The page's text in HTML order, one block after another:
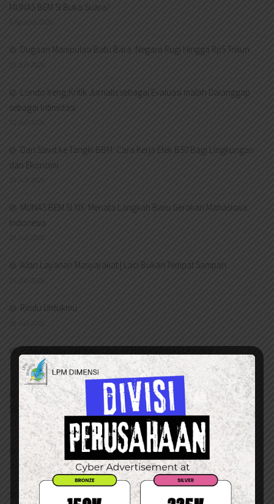
MUNAS BEM SI Buka Suara?
3 Agustus 2026
Dugaan Manipulasi Batu Bara: Negara Rugi Hingga Rp5 Triliun
31 Juli 2026
Londo Ireng,Kritik Jurnalis sebagai Evaluasi malah Daianggap
sebagai Intimidasi.
31 Juli 2026
Dari Sawit ke Tangki BBM: Cara Kerja Efek B50 Bagi Lingkungan
dan Ekonomi
29 Juli 2026
MUNAS BEM SI XIX: Menata Langkah Baru Gerakan Mahasiswa
Indonesia
28 Juli 2026
Iklan Layanan Masyarakat | Laci Bukan Tempat Sampah
25 Juli 2026
Rindu Untukmu
18 Juli 2026
3 Juli 2026
KM Hari Kedua: Sepakati Pembentukan Pansus Periodisasi dan
Sanksi Pemotongan Dana 3% bagi Ormawa Non-Kooperatif
29 Juni 2026
KM Hari Pertama: Alokasi Dana BPPR Dinilai Kurang Efektif
28 Juni 2026
Manusia Amatir